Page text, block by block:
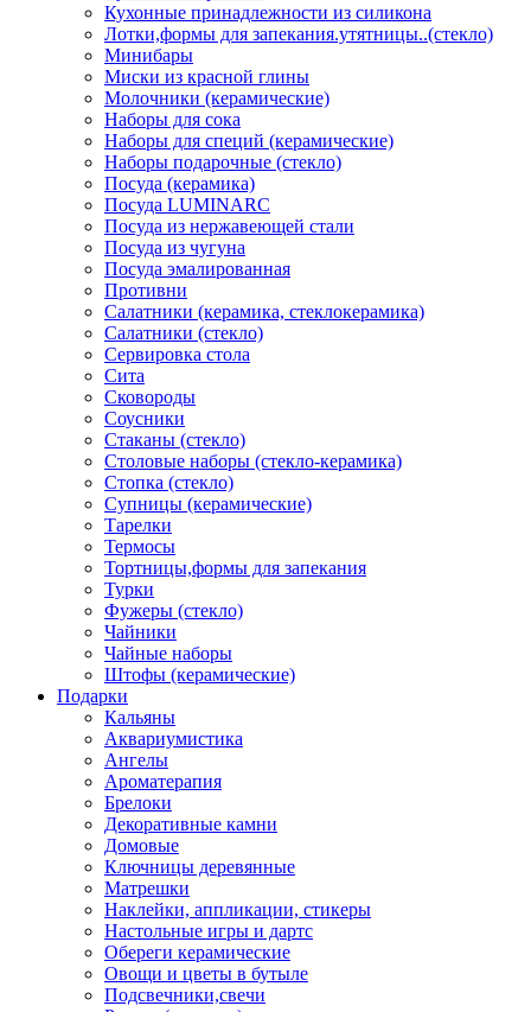
Кухонные принадлежности из силикона
Лотки,формы для запекания.утятницы..(стекло)
Минибары
Миски из красной глины
Молочники (керамические)
Наборы для сока
Наборы для специй (керамические)
Наборы подарочные (стекло)
Посуда (керамика)
Посуда LUMINARC
Посуда из нержавеющей стали
Посуда из чугуна
Посуда эмалированная
Противни
Салатники (керамика, стеклокерамика)
Салатники (стекло)
Сервировка стола
Сита
Сковороды
Соусники
Стаканы (стекло)
Столовые наборы (стекло-керамика)
Стопка (стекло)
Супницы (керамические)
Тарелки
Термосы
Тортницы,формы для запекания
Турки
Фужеры (стекло)
Чайники
Чайные наборы
Штофы (керамические)
Подарки
Кальяны
Аквариумистика
Ангелы
Ароматерапия
Брелоки
Декоративные камни
Домовые
Ключницы деревянные
Матрешки
Наклейки, аппликации, стикеры
Настольные игры и дартс
Обереги керамические
Овощи и цветы в бутыле
Подсвечники,свечи